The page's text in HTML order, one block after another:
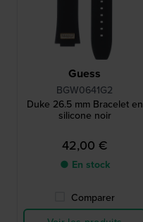
Guess
BGW0641G2
Duke 26.5 mm Bracelet en
silicone noir
42,00 €
● En stock
Comparer